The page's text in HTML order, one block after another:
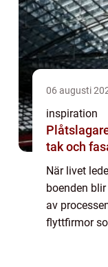
06 augusti
inspiration
Plåtslagare
tak och
När livet
boenden
av
flyttfirmor